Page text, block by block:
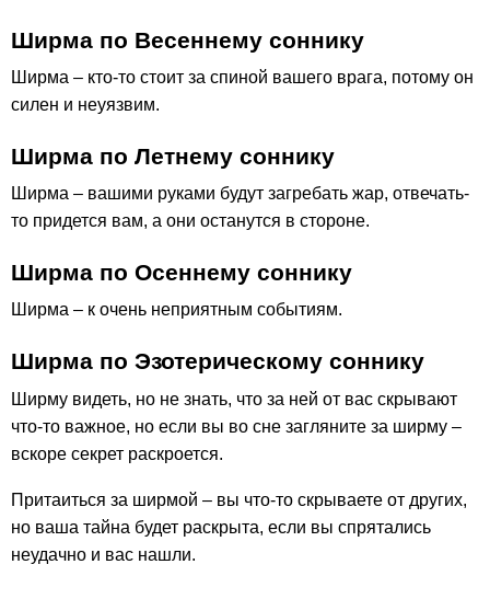
Ширма по Весеннему соннику
Ширма – кто-то стоит за спиной вашего врага, потому он
силен и неуязвим.
Ширма по Летнему соннику
Ширма – вашими руками будут загребать жар, отвечать-
то придется вам, а они останутся в стороне.
Ширма по Осеннему соннику
Ширма – к очень неприятным событиям.
Ширма по Эзотерическому соннику
Ширму видеть, но не знать, что за ней от вас скрывают
что-то важное, но если вы во сне загляните за ширму –
вскоре секрет раскроется.
Притаиться за ширмой – вы что-то скрываете от других,
но ваша тайна будет раскрыта, если вы спрятались
неудачно и вас нашли.